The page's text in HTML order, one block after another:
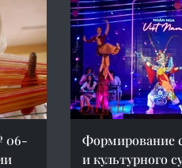
06-
Формирование
и культурного